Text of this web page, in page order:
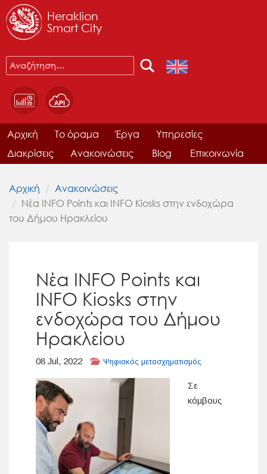
Heraklion
Smart City
Αρχική Το όραμα Έργα
Υπηρεσίες
Διακρίσεις
Ανακοινώσεις Blog Επικοινωνία
Αρχική
Ανακοινώσεις
Νέα INFO Points και INFO Kiosks στην ενδοχώρα
του Δήμου Ηρακλείου
Νέα INFO Points και
INFO Kiosks στην
ενδοχώρα του Δήμου
Ηρακλείου
08 Jul, 2022 Ψηφιακός μετασχηματισμός
Σε
κόμβους